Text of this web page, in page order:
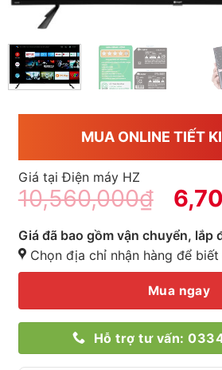
MUA ONLINE TIẾT
Giá tại Điện máy HZ
10,560,000₫
Giá đã bao gồm vận chuyển, lắp
Chọn địa chỉ nhận hàng để
Mua ngay
Hỗ trợ tư vấn: